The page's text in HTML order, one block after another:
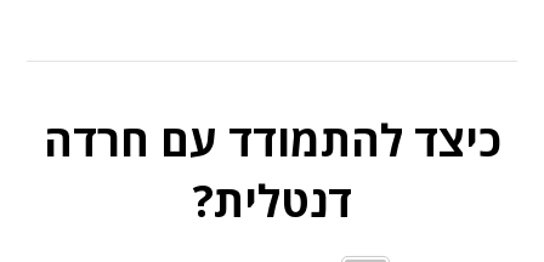
כיצד להתמודד עם חרדה
דנטלית?